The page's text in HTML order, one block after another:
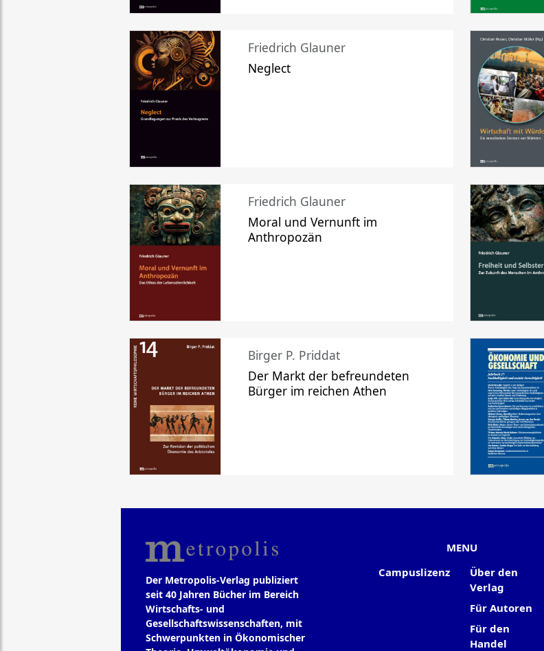
Friedrich Glauner
Neglect
Friedrich Glauner
Moral und Vernunft im
Anthropozän
Birger P. Priddat
Der Markt der befreundeten
Bürger im reichen Athen
Der Metropolis-Verlag publiziert
seit 40 Jahren Bücher im Bereich
Wirtschafts- und
Gesellschaftswissenschaften, mit
Schwerpunkten in Ökonomischer
MENU
Campuslizenz
Über den
Verlag
Für Autoren
Für den
Handel